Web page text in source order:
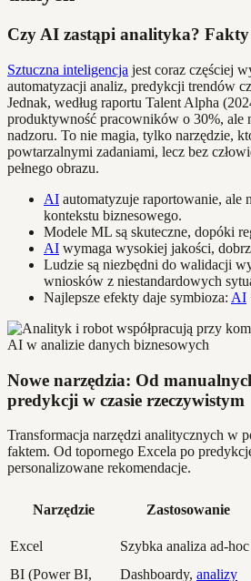
Czy AI zastąpi analityka?
Sztuczna inteligencja jest coraz częściej
automatyzacji analiz, predykcji trendów
Jednak, według raportu Talent Alpha
produktywność pracowników o 30%, ale
nadzoru. To nie magia, tylko narzędzie,
powtarzalnymi zadaniami, lecz bez
pełnego obrazu.
AI automatyzuje raportowanie, ale
kontekstu biznesowego.
Modele ML są skuteczne, dopóki
AI wymaga wysokiej jakości,
Ludzie są niezbędni do walidacji
wniosków z niestandardowych
Najlepsze efekty daje symbioza: AI
Nowe narzędzia: Od
predykcji w czasie rzeczywistym
Transformacja narzędzi analitycznych w
faktem. Od topornego Excela po
personalizowane rekomendacje.
Narzędzie Zastosowanie
Excel
Szybka analiza ad-hoc
BI (Power BI,
Dashboardy, analizy